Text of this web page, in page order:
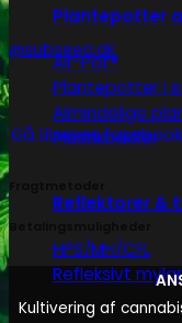
Plantepotter
Air-Pot®
Plantepotter i
Almindelige
Plastikbakker
Reflektorer &
HPS/MH/CFL
Refleksivt
@subseed.dk
Gå til vores
Kultivering af